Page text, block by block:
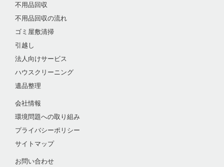
不用品回収
不用品回収の流れ
ゴミ屋敷清掃
引越し
法人向けサービス
ハウスクリーニング
遺品整理
会社情報
環境問題への取り組み
プライバシーポリシー
サイトマップ
お問い合わせ